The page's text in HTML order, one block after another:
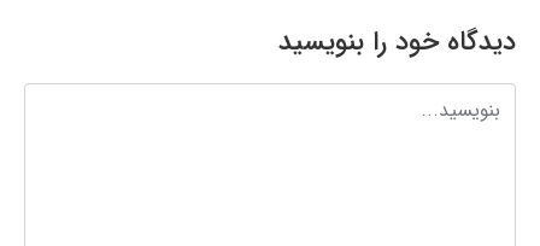
دیدگاه خود را بنویسید